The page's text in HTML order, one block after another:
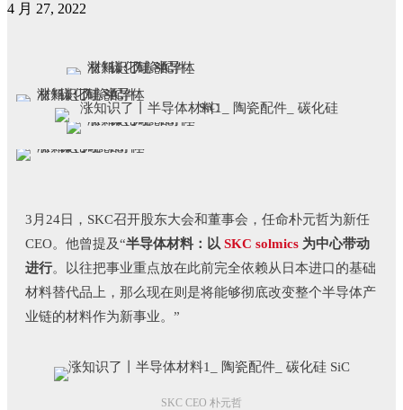
4 月 27, 2022
3月24日，SKC召开股东大会和董事会，任命朴元哲为新任
CEO。他曾提及“半导体材料：以 SKC solmics 为中心带动
进行。以往把事业重点放在此前完全依赖从日本进口的基础
材料替代品上，那么现在则是将能够彻底改变整个半导体产
业链的材料作为新事业。”
SKC CEO 朴元哲